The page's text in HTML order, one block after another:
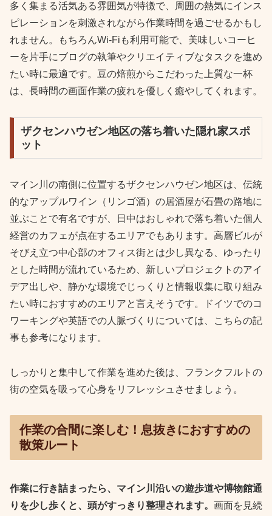
多く集まる活気ある雰囲気が特徴で、周囲の熱気にインス
ピレーションを刺激されながら作業時間を過ごせるかもし
れません。もちろんWi-Fiも利用可能で、美味しいコーヒ
ーを片手にブログの執筆やクリエイティブなタスクを進め
たい時に最適です。豆の焙煎からこだわった上質な一杯
は、長時間の画面作業の疲れを優しく癒やしてくれます。
ザクセンハウゼン地区の落ち着いた隠れ家スポ
ット
マイン川の南側に位置するザクセンハウゼン地区は、伝統
的なアップルワイン（リンゴ酒）の居酒屋が石畳の路地に
並ぶことで有名ですが、日中はおしゃれで落ち着いた個人
経営のカフェが点在するエリアでもあります。高層ビルが
そびえ立つ中心部のオフィス街とは少し異なる、ゆったり
とした時間が流れているため、新しいプロジェクトのアイ
デア出しや、静かな環境でじっくりと情報収集に取り組み
たい時におすすめのエリアと言えそうです。ドイツでのコ
ワーキングや英語での人脈づくりについては、こちらの記
事も参考になります。
しっかりと集中して作業を進めた後は、フランクフルトの
街の空気を吸って心身をリフレッシュさせましょう。
作業の合間に楽しむ！息抜きにおすすめの
散策ルート
作業に行き詰まったら、マイン川沿いの遊歩道や博物館通
りを少し歩くと、頭がすっきり整理されます。 画面を見続